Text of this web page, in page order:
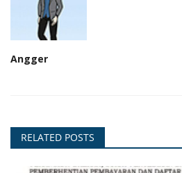
Angger
RELATED POSTS